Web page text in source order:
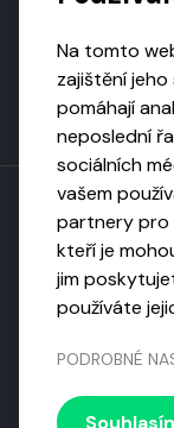
Toto
Uveďte původ,
Na tomto
zajištění
pomáhají
neposlední
sociálních
vašem
partnery pro
kteří je
jim
používáte
PODROBNÉ